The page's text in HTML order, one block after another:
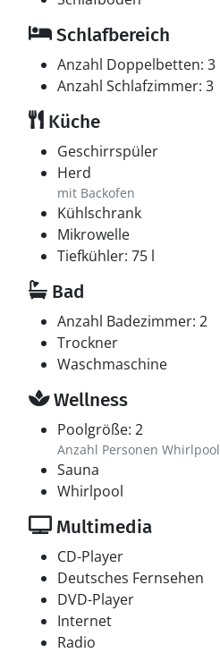
Schlafbereich
Anzahl Doppelbetten: 3
Anzahl Schlafzimmer: 3
Küche
Geschirrspüler
Herd
mit Backofen
Kühlschrank
Mikrowelle
Tiefkühler: 75 l
Bad
Anzahl Badezimmer: 2
Trockner
Waschmaschine
Wellness
Poolgröße: 2
Anzahl Personen Whirlpool
Sauna
Whirlpool
Multimedia
CD-Player
Deutsches Fernsehen
DVD-Player
Internet
Radio